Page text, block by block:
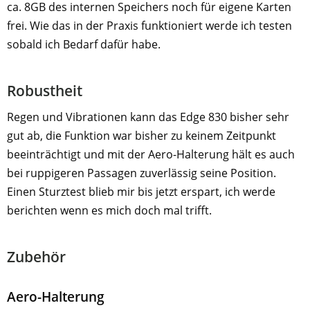
ca. 8GB des internen Speichers noch für eigene Karten
frei. Wie das in der Praxis funktioniert werde ich testen
sobald ich Bedarf dafür habe.
Robustheit
Regen und Vibrationen kann das Edge 830 bisher sehr
gut ab, die Funktion war bisher zu keinem Zeitpunkt
beeinträchtigt und mit der Aero-Halterung hält es auch
bei ruppigeren Passagen zuverlässig seine Position.
Einen Sturztest blieb mir bis jetzt erspart, ich werde
berichten wenn es mich doch mal trifft.
Zubehör
Aero-Halterung